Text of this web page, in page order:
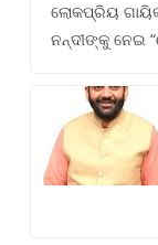
ଲୋକପ୍ରିୟ
ନନ୍ଦୀଙ୍କୁ ନେଇ